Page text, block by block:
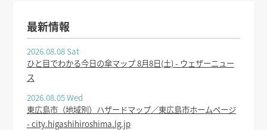
最新情報
2026.08.08 Sat
ひと目でわかる今日の傘マップ 8月8日(土) - ウェザーニュー
ス
2026.08.05 Wed
東広島市（地域別）ハザードマップ／東広島市ホームページ
- city.higashihiroshima.lg.jp